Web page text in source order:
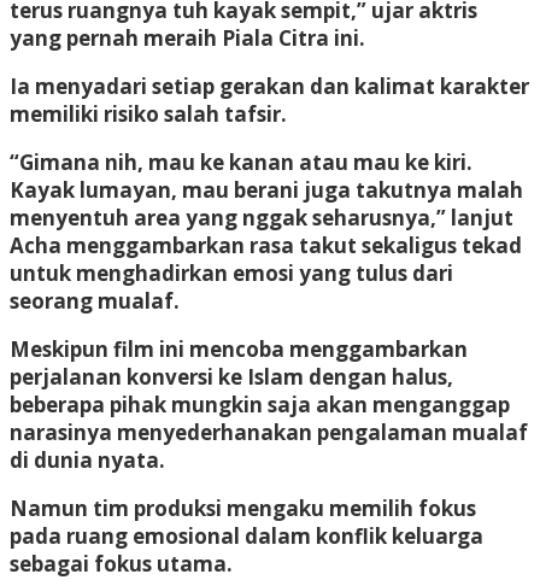
terus ruangnya tuh kayak sempit,” ujar aktris
yang pernah meraih Piala Citra ini.
Ia menyadari setiap gerakan dan kalimat karakter
memiliki risiko salah tafsir.
“Gimana nih, mau ke kanan atau mau ke kiri.
Kayak lumayan, mau berani juga takutnya malah
menyentuh area yang nggak seharusnya,” lanjut
Acha menggambarkan rasa takut sekaligus tekad
untuk menghadirkan emosi yang tulus dari
seorang mualaf.
Meskipun film ini mencoba menggambarkan
perjalanan konversi ke Islam dengan halus,
beberapa pihak mungkin saja akan menganggap
narasinya menyederhanakan pengalaman mualaf
di dunia nyata.
Namun tim produksi mengaku memilih fokus
pada ruang emosional dalam konflik keluarga
sebagai fokus utama.